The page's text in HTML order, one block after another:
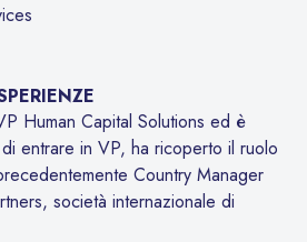
Human Capital Solutions ed è
entrare in VP, ha ricoperto il ruolo
Country Manager
società internazionale di